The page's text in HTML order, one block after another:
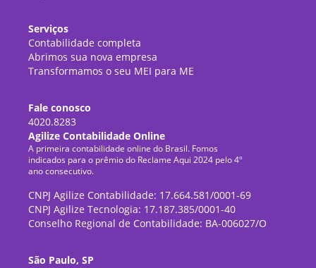
Serviços
Contabilidade completa
Abrimos sua nova empresa
Transformamos o seu MEI para ME
Fale conosco
4020.8283
Agilize Contabilidade Online
A primeira contabilidade online do Brasil. Fomos
indicados para o prêmio do Reclame Aqui 2024 pelo 4º
ano consecutivo.
CNPJ Agilize Contabilidade: 17.664.581/0001-69
CNPJ Agilize Tecnologia: 17.187.385/0001-40
Conselho Regional de Contabilidade: BA-006027/O
São Paulo, SP